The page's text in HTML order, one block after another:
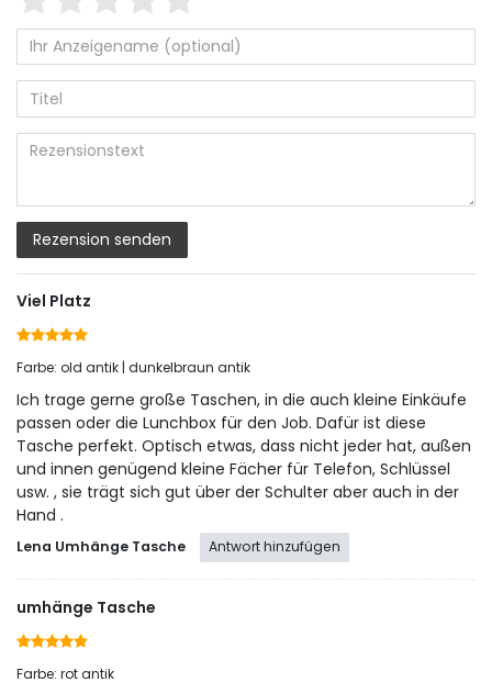
von
5
von
5
Bewertungssternen
von
5
Bewertungssternen
von
5
Bewertungssternen
von
5
Bewertungssternen
Ihr
Anzeigename
(optional)
Platzhalter
Rezension senden
Viel Platz
Farbe: old antik | dunkelbraun antik
Ich trage gerne große Taschen, in die auch kleine Einkäufe
passen oder die Lunchbox für den Job. Dafür ist diese
Tasche perfekt. Optisch etwas, dass nicht jeder hat, außen
und innen genügend kleine Fächer für Telefon, Schlüssel
usw. , sie trägt sich gut über der Schulter aber auch in der
Hand .
Lena Umhänge Tasche Antwort hinzufügen
umhänge Tasche
Farbe: rot antik